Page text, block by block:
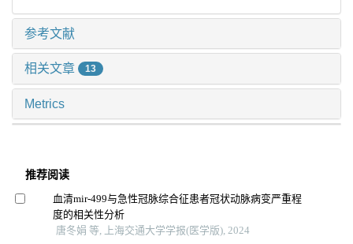
参考文献
相关文章 13
Metrics
推荐阅读
血清mir-499与急性冠脉综合征患者冠状动脉病变严重程
度的相关性分析
唐冬娟 等, 上海交通大学学报(医学版), 2024